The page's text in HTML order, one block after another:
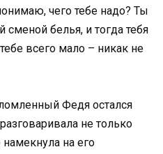
чего тебе надо? Ты
белья, и тогда тебя
всего мало – никак не
Федя остался
не только
на его